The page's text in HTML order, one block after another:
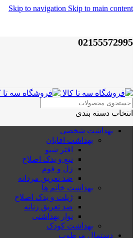
Skip to navigation Skip to main content
02155572995
انتخاب دسته بندی
بهداشت شخصی
بهداشت اقایان
افتر شیو
تیغ و یدک اصلاح
ژل و فوم
ضد تعریق مردانه
بهداشت خانم ها
ژیلت و یدک اصلاح
ضد تعریق زنانه
نوار بهداشتی
بهداشت کودک
دستمال مرطوب